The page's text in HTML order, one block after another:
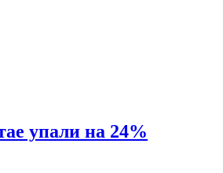
упали на 24%